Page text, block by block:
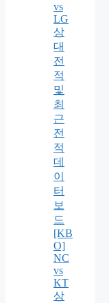
vs
LG
상
대
전
적
및
최
근
전
적
데
이
터
보
드
[KB
O]
NC
vs
KT
상